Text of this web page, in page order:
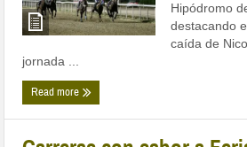
Hipódromo
destacando
caída de
jornada ...
Read more